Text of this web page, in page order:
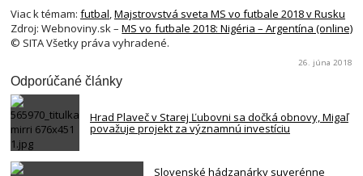
Viac k témam: futbal,Majstrovstvá sveta MS vo futbale 2018 v Rusku
Zdroj: Webnoviny.sk –MS vo futbale 2018: Nigéria – Argentína (online)
© SITA Všetky práva vyhradené.
26. júna 2018
Odporúčané články
Hrad Plaveč v Starej Ľubovni sa dočká obnovy, Migaľ
považuje projekt za významnú investíciu
Slovenské hádzanárky suverénne